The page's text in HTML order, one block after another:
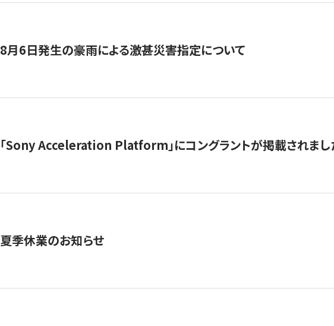
8月6日発生の豪雨による激甚災害指定について
「Sony Acceleration Platform」にコングラントが掲載されまし
夏季休業のお知らせ